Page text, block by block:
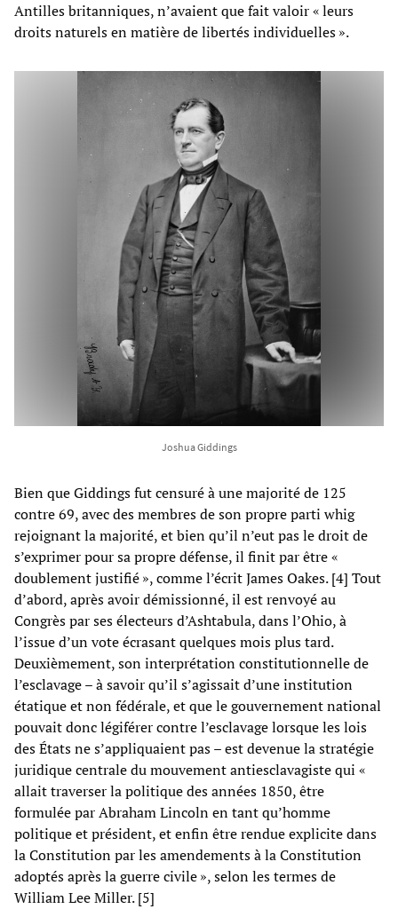
Antilles britanniques, n’avaient que fait valoir « leurs
droits naturels en matière de libertés individuelles ».
Joshua Giddings
Bien que Giddings fut censuré à une majorité de 125
contre 69, avec des membres de son propre parti whig
rejoignant la majorité, et bien qu’il n’eut pas le droit de
s’exprimer pour sa propre défense, il finit par être «
doublement justifié », comme l’écrit James Oakes. [4] Tout
d’abord, après avoir démissionné, il est renvoyé au
Congrès par ses électeurs d’Ashtabula, dans l’Ohio, à
l’issue d’un vote écrasant quelques mois plus tard.
Deuxièmement, son interprétation constitutionnelle de
l’esclavage – à savoir qu’il s’agissait d’une institution
étatique et non fédérale, et que le gouvernement national
pouvait donc légiférer contre l’esclavage lorsque les lois
des États ne s’appliquaient pas – est devenue la stratégie
juridique centrale du mouvement antiesclavagiste qui «
allait traverser la politique des années 1850, être
formulée par Abraham Lincoln en tant qu’homme
politique et président, et enfin être rendue explicite dans
la Constitution par les amendements à la Constitution
adoptés après la guerre civile », selon les termes de
William Lee Miller. [5]